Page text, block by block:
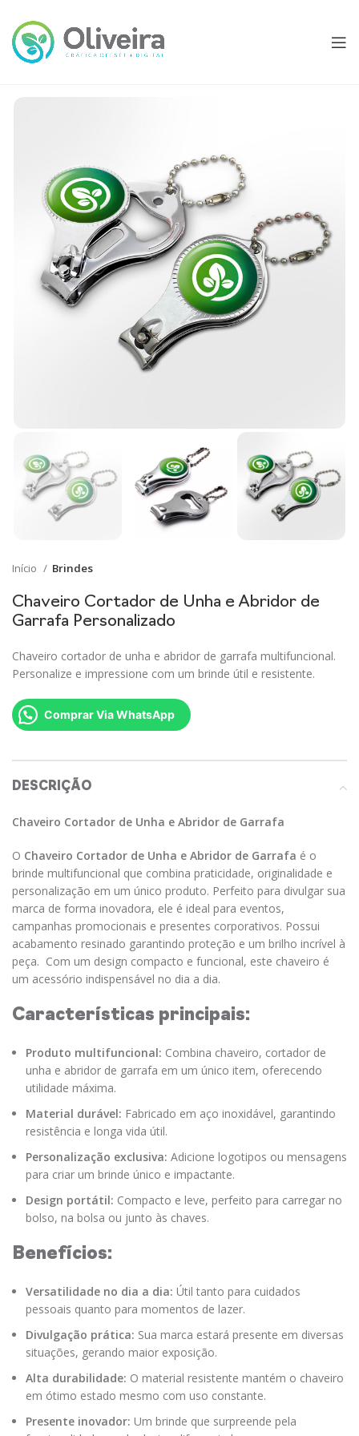
Início Brindes
Chaveiro Cortador de Unha e Abridor de
Garrafa Personalizado
Chaveiro cortador de unha e abridor de garrafa multifuncional.
Personalize e impressione com um brinde útil e resistente.
Comprar Via WhatsApp
DESCRIÇÃO
Chaveiro Cortador de Unha e Abridor de Garrafa
O Chaveiro Cortador de Unha e Abridor de Garrafa é o
brinde multifuncional que combina praticidade, originalidade e
personalização em um único produto. Perfeito para divulgar sua
marca de forma inovadora, ele é ideal para eventos,
campanhas promocionais e presentes corporativos. Possui
acabamento resinado garantindo proteção e um brilho incrível à
peça. Com um design compacto e funcional, este chaveiro é
um acessório indispensável no dia a dia.
Características principais:
Produto multifuncional: Combina chaveiro, cortador de
unha e abridor de garrafa em um único item, oferecendo
utilidade máxima.
Material durável: Fabricado em aço inoxidável, garantindo
resistência e longa vida útil.
Personalização exclusiva: Adicione logotipos ou mensagens
para criar um brinde único e impactante.
Design portátil: Compacto e leve, perfeito para carregar no
bolso, na bolsa ou junto às chaves.
Benefícios:
Versatilidade no dia a dia: Útil tanto para cuidados
pessoais quanto para momentos de lazer.
Divulgação prática: Sua marca estará presente em diversas
situações, gerando maior exposição.
Alta durabilidade: O material resistente mantém o chaveiro
em ótimo estado mesmo com uso constante.
Presente inovador: Um brinde que surpreende pela